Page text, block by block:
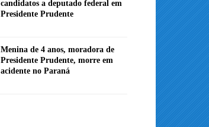
candidatos a deputado federal em
Presidente Prudente
Menina de 4 anos, moradora de
Presidente Prudente, morre em
acidente no Paraná